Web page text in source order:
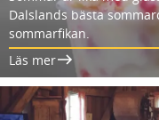
Dalslands bästa
sommarfikan.
Läs mer